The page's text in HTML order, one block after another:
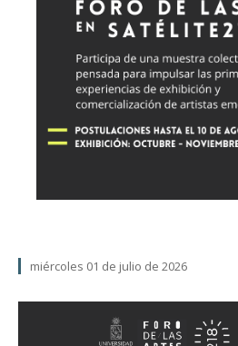
miércoles 01 de julio de 2026